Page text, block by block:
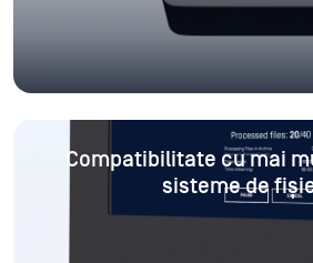
Compatibilitate cu mai
sisteme de